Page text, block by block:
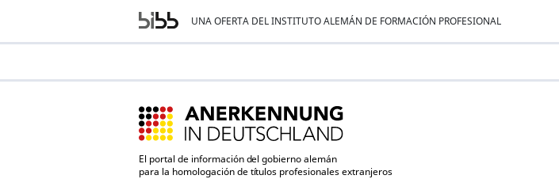
UNA OFERTA DEL INSTITUTO ALEMÁN DE FORMACIÓN PROFESIONAL
El portal de información del gobierno alemán
para la homologación de títulos profesionales extranjeros